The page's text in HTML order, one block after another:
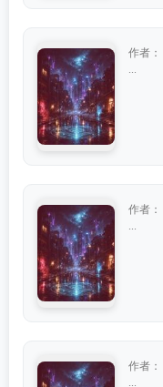
作者：
作者：
作者：